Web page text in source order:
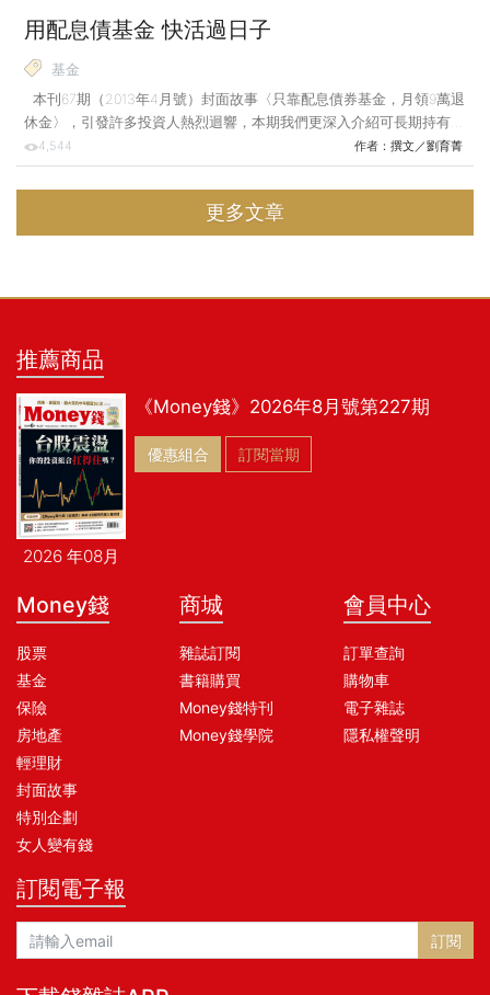
用配息債基金 快活過日子
基金
本刊67期（2013年4月號）封面故事〈只靠配息債券基金，月領9萬退
休金〉，引發許多投資人熱烈迴響，本期我們更深入介紹可長期持有的
8檔債券基金、買債券基金的正確觀念，以及萬一賠錢，該如何操作？
其實，任何時候都能投資債券基金，而且只要長抱就不易賠錢。若不
幸賠錢，不是產品有問題，而是投資人購買之初的觀念不正確。以下2
個財經專家，他們都選擇了有配息機制的債券基金，親身體驗了：買債
券基金，雖然不是賺最多，卻讓生活過得最安穩！ 案 例 1 理財專家
4,544 作者： 撰文／劉育菁
更多文章
推薦商品
2026 年08月
《Money錢》2026年8月號第227期
優惠組合 訂閱當期
Money錢
股票
基金
保險
房地產
輕理財
封面故事
特別企劃
女人變有錢
商城
雜誌訂閱
書籍購買
Money錢特刊
Money錢學院
會員中心
訂單查詢
購物車
電子雜誌
隱私權聲明
訂閱電子報
訂閱